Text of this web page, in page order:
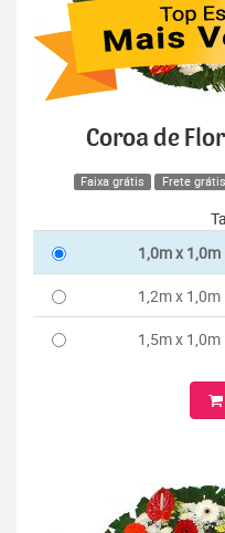
Coroa de
Faixa grátis Frete grátis
1,0m x 1,0m
1,2m x 1,0m
1,5m x 1,0m